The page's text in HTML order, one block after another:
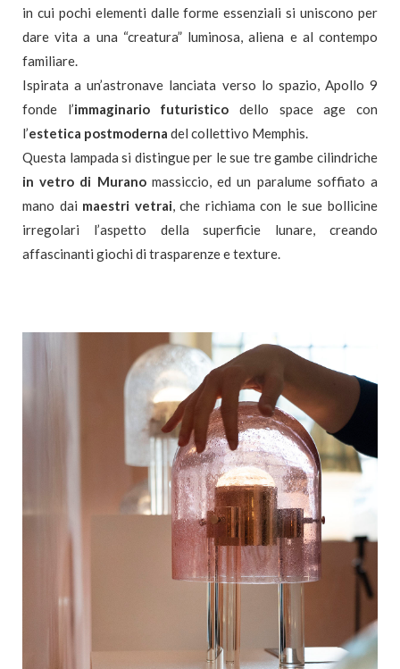
in cui pochi elementi dalle forme essenziali si uniscono per
dare vita a una “creatura” luminosa, aliena e al contempo
familiare.
Ispirata a un’astronave lanciata verso lo spazio, Apollo 9
fonde l’immaginario futuristico dello space age con
l’estetica postmoderna del collettivo Memphis.
Questa lampada si distingue per le sue tre gambe cilindriche
in vetro di Muranomassiccio, ed un paralume soffiato a
mano dai maestri vetrai, che richiama con le sue bollicine
irregolari l’aspetto della superficie lunare, creando
affascinanti giochi di trasparenze e texture.